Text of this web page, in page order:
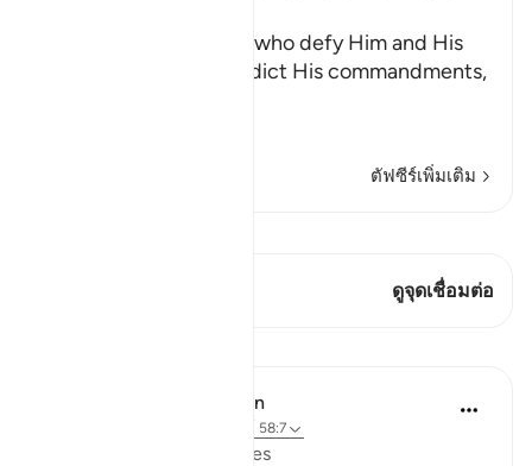
Allah states that those who defy Him and His
Messenger and contradict His commandments,
ตัฟซีร์เพิ่มเติม
ดูจุดเชื่อมต่อ
In the Shade of the Quran
อายะห์ 58:7
Whispers and Conspiracies